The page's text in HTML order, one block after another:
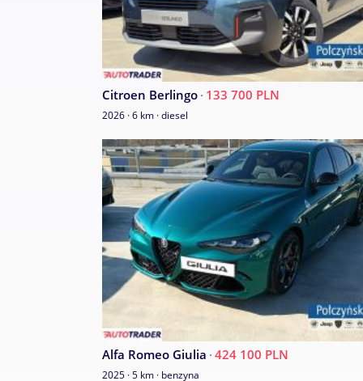
Citroen Berlingo · 133 700 PLN
2026 · 6 km · diesel
Alfa Romeo Giulia ·424 100 PLN
2025 · 5 km · benzyna